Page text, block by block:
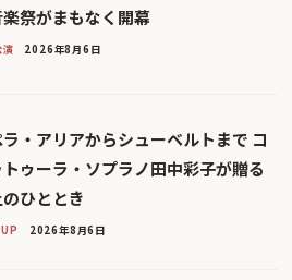
祭がまもなく開幕
演 2026年8月6日
・アリアからシューベルトまで コ
トゥーラ・ソプラノ田中彩子が贈る
ひととき
2026年8月6日